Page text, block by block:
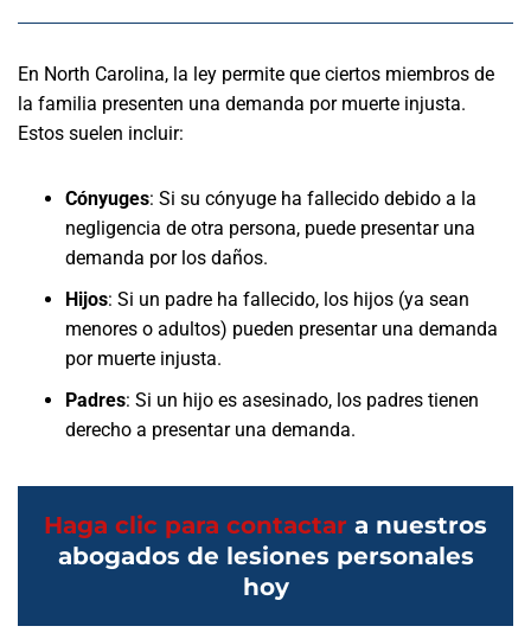
En North Carolina, la ley permite que ciertos miembros de
la familia presenten una demanda por muerte injusta.
Estos suelen incluir:
Cónyuges: Si su cónyuge ha fallecido debido a la
negligencia de otra persona, puede presentar una
demanda por los daños.
Hijos: Si un padre ha fallecido, los hijos (ya sean
menores o adultos) pueden presentar una demanda
por muerte injusta.
Padres: Si un hijo es asesinado, los padres tienen
derecho a presentar una demanda.
Haga clic para contactar a nuestros
abogados de lesiones personales
hoy